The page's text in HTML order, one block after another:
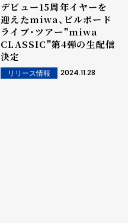
デビュー15周年イヤーを
迎えたmiwa、ビルボード
ライブ・ツアー"miwa
CLASSIC"第4弾の生配信
決定
リリース情報 2024.11.28